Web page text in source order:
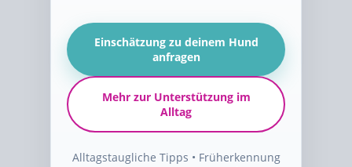
Einschätzung zu deinem Hund
anfragen
Mehr zur Unterstützung im
Alltag
Alltagstaugliche Tipps • Früherkennung